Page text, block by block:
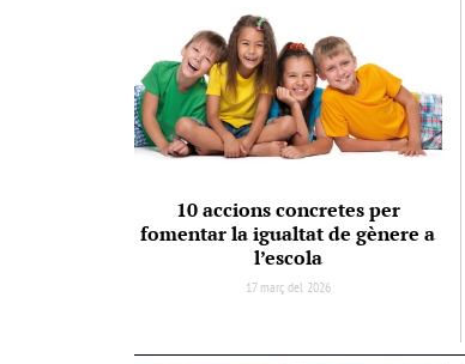
10 accions concretes per
fomentar la igualtat de gènere a
l’escola
17 març del 2026